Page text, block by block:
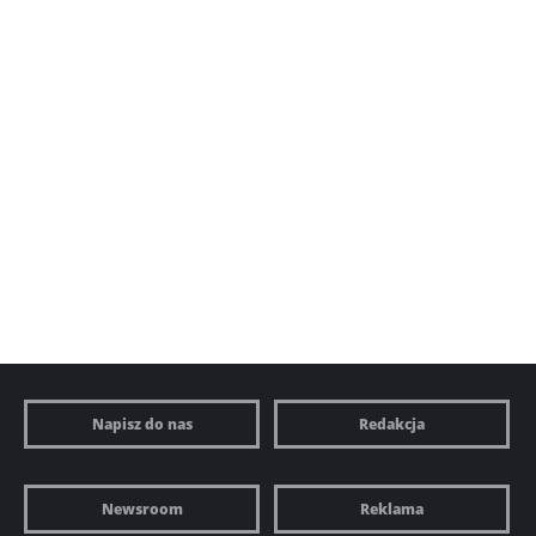
Napisz do nas Redakcja
Newsroom Reklama